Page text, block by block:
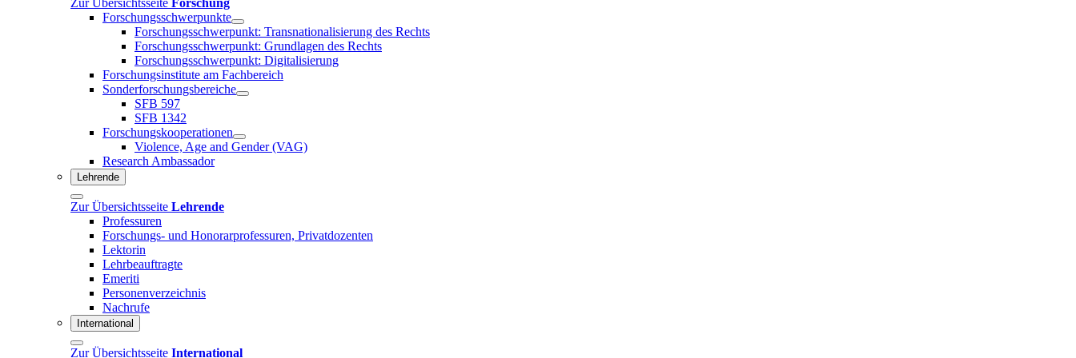
Forschungsschwerpunkte
Forschungsschwerpunkt: Transnationalisierung des Rechts
Forschungsschwerpunkt: Grundlagen des Rechts
Forschungsschwerpunkt: Digitalisierung
Forschungsinstitute am Fachbereich
Sonderforschungsbereiche
SFB 597
SFB 1342
Forschungskooperationen
Violence, Age and Gender (VAG)
Research Ambassador
Lehrende
Zur Übersichtsseite Lehrende
Professuren
Forschungs- und Honorarprofessuren, Privatdozenten
Lektorin
Lehrbeauftragte
Emeriti
Personenverzeichnis
Nachrufe
International
Zur Übersichtsseite International